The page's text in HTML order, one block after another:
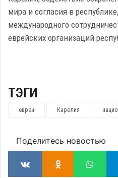
мира и согласия в
международного
еврейских организаций
ТЭГИ
евреи Карелия
Поделитесь новостью